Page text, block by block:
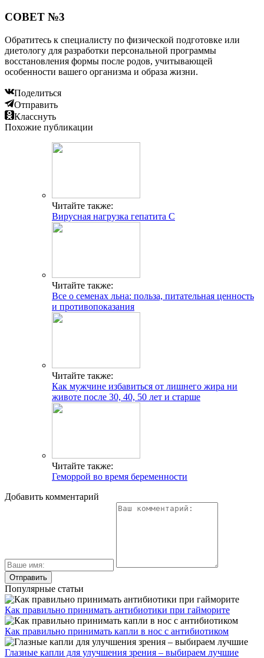
СОВЕТ №3
Обратитесь к специалисту по физической подготовке или
диетологу для разработки персональной программы
восстановления формы после родов, учитывающей
особенности вашего организма и образа жизни.
Поделиться
Отправить
Класснуть
Похожие публикации
Читайте также:
Вирусная нагрузка гепатита С
Читайте также:
Все о семенах льна: польза, питательная ценность
и противопоказания
Читайте также:
Как мужчине избавиться от лишнего жира ни
животе после 30, 40, 50 лет и старше
Читайте также:
Геморрой во время беременности
Добавить комментарий
Популярные статьи
Как правильно принимать антибиотики при гайморите
Как правильно принимать капли в нос с антибиотиком
Глазные капли для улучшения зрения – выбираем лучшие